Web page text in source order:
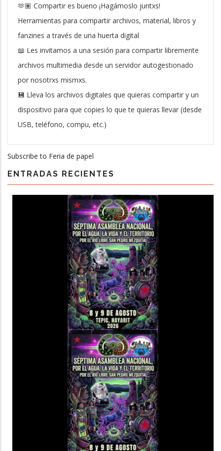
🫶🏽 Compartir es bueno ¡Hagámoslo juntxs!
Herramientas para compartir archivos, material, libros y
fanzines a través de una huerta digital
📖 Les invitamos a una sesión para compartir libremente
archivos multimedia desde un servidor autogestionado
por nosotrxs mismxs.
💾 Lleva los archivos digitales que quieras compartir y un
dispositivo para que copies lo que te quieras llevar (desde
USB, teléfono, compu, etc.)
Subscribe to Feria de papel
ENTRADAS RECIENTES